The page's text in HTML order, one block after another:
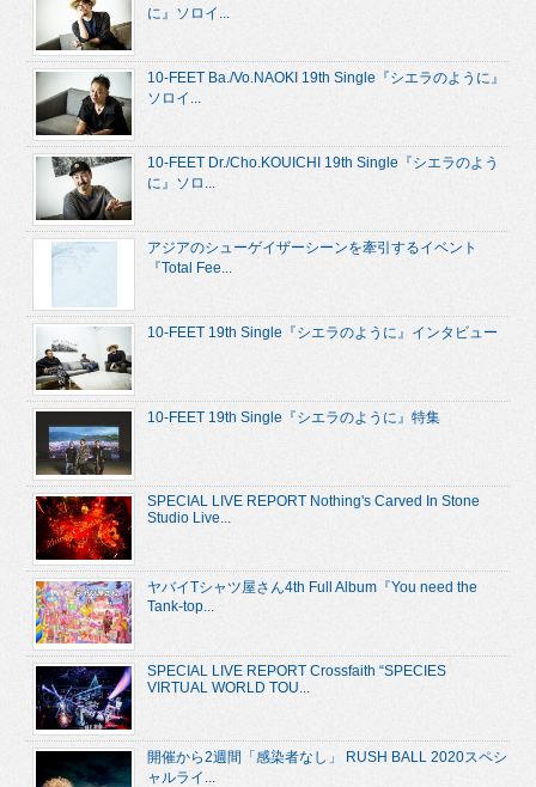
に』ソロイ...
10-FEET Ba./Vo.NAOKI 19th Single『シエラのように』
ソロイ...
10-FEET Dr./Cho.KOUICHI 19th Single『シエラのよう
に』ソロ...
アジアのシューゲイザーシーンを牽引するイベント
『Total Fee...
10-FEET 19th Single『シエラのように』インタビュー
10-FEET 19th Single『シエラのように』特集
SPECIAL LIVE REPORT Nothing's Carved In Stone
Studio Live...
ヤバイTシャツ屋さん4th Full Album『You need the
Tank-top...
SPECIAL LIVE REPORT Crossfaith “SPECIES
VIRTUAL WORLD TOU...
開催から2週間「感染者なし」 RUSH BALL 2020スペシ
ャルライ...